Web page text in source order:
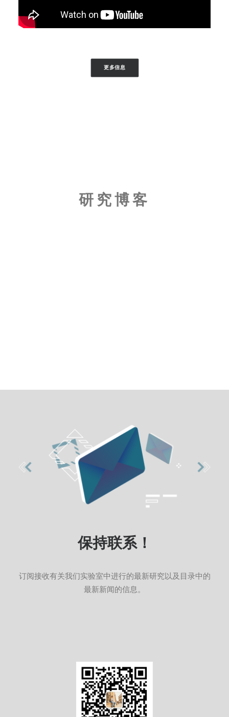
更多信息
研究博客
双密度鞋类和鞋底脱模剂 – LP ZBC-
保持联系！
订阅接收有关我们实验室中进行的最新研究以及目录中的
最新新闻的信息。